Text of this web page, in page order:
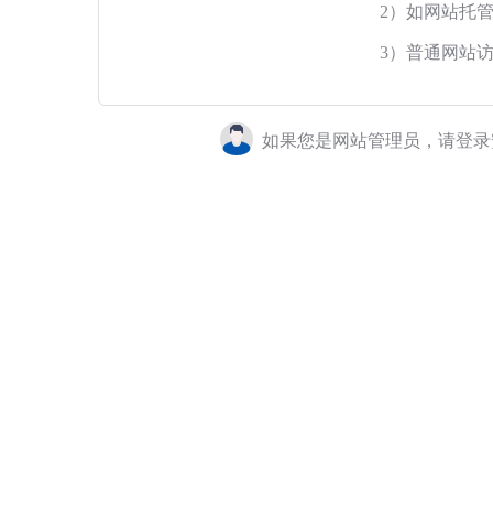
2）如网站托
3）普通网站
如果您是网站管理员，请登